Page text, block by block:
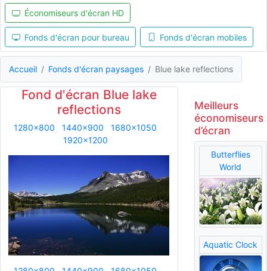
Économiseurs d'écran HD
Fonds d'écran pour bureau Fonds d'écran mobiles
Accueil Fonds d'écran paysages Blue lake reflections
Fond d'écran Blue lake
reflections
1280x800 1440x900
1680x1050
1920x1200
Meilleurs
économiseurs
d’écran
Butterflies
World
Aquatic Clock